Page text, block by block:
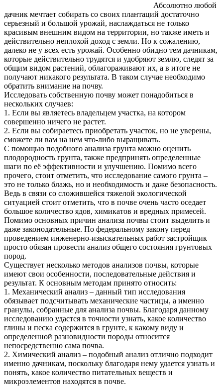
Абсолютно любой
дачник мечтает собирать со своих плантаций достаточно
серьезный и большой урожай, наслаждаться не только
красивым внешним видом на территории, но также иметь и
действительно неплохой доход с земли. Но к сожалению,
далеко не у всех есть урожай. Особенно обидно тем дачникам,
которые действительно трудятся и удобряют землю, следят за
общим видом растений, облагораживают их, а в итоге не
получают никакого результата. В таком случае необходимо
обратить внимание на почву.
Исследовать собственную почву может понадобиться в
нескольких случаев:
1. Если вы являетесь владельцем участка, на котором
совершенно ничего не растет.
2. Если вы собираетесь приобретать участок, но не уверены,
сможете ли вам на нем что-либо выращивать.
С помощью подобного анализа грунта можно оценить
плодородность грунта, также предпринять определенные
шаги по её эффективности и улучшению. Помимо всего
прочего, стоит отметить, что исследование самого грунта –
это не только блажь, но и необходимость и даже безопасность.
Ведь в связи со сложившейся тяжелой экологической
ситуацией стоит отметить, что в почве очень часто оседает
большое количество ядов, химикатов и вредных примесей.
Помимо основных причин анализа почвы стоит выделить и
даже законодательные. По федеральному закону перед
проведением инженерно-изыскательных работ застройщик
просто обязан провести анализ общего состояния грунтовых
пород.
Существует несколько методов анализов почвы, которые
имеют свои особенности, последовательные действия и
результат. К основным методам принято относить:
1. Механический анализ – данный тип исследования
обязывает подсчитывать механические частицы, а именно
гранулы, собранные для анализа почвы. Благодаря данному
исследованию удастся в точности узнать, какое количество
глины и песка содержится в грунте, к какому виду и
определенной разновидности породы относится
непосредственно сама почва.
2. Химический анализ – подобный анализ отлично подходит
именно дачникам, поскольку благодаря нему удается узнать и
понять, какое количество питательных веществ и
микроэлементов находятся в почве.